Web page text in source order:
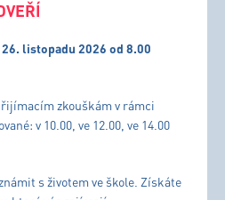
listopadu 2026 od 8.00
zkouškám v rámci
v 10.00, ve 12.00, ve 14.00
s životem ve škole. Získáte